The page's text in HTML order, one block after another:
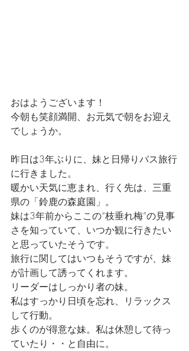
おはようございます！
今朝も笑顔満開、お元気で朝をお迎え
でしょうか。
昨日は3年ぶりに、妹と日帰りバス旅行
に行きました。
暖かい天気に恵まれ、行く先は、三重
県の「鈴鹿の森庭園」。
妹は3年前からここの“枝垂れ梅”の見事
さを知っていて、いつか観に行きたい
と思っていたそうです。
旅行に関してはいつもそうですが、妹
が計画して誘ってくれます。
リーダーはしっかり者の妹。
私はすっかり日頃を忘れ、リラックス
して行動。
歩くのが得意な妹。私は休憩して待っ
ていたり・・と自由に。